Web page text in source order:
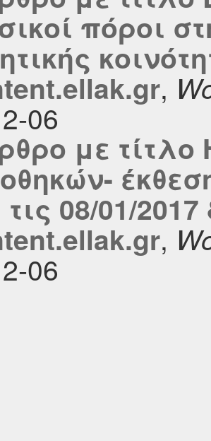
πόροι
,
06
με τίτλο
08/01/
,
06